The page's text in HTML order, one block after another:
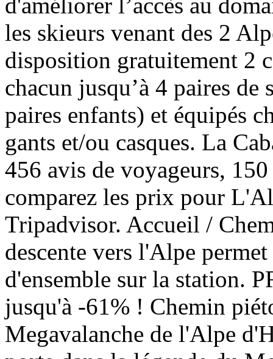
les skieurs venant des 2
disposition gratuitement 2
chacun jusqu’à 4 paires
paires enfants) et équipés
gants et/ou casques. La
456 avis de voyageurs,
comparez les prix pour
Tripadvisor. Accueil /
descente vers l'Alpe
d'ensemble sur la station.
jusqu'à -61% ! Chemin
Megavalanche de l'Alpe